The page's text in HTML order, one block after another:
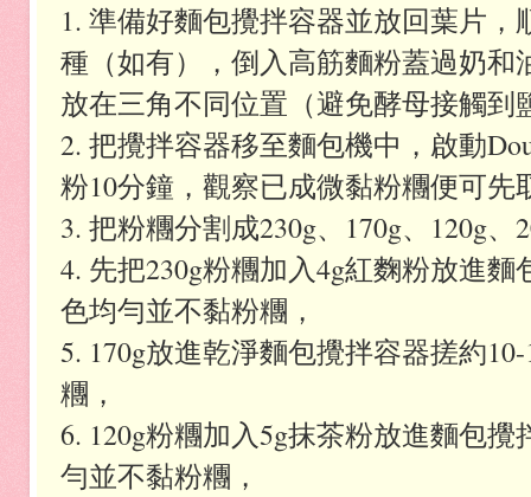
1. 準備好麵包攪拌容器並放回葉片
種（如有），倒入高筋麵粉蓋過奶和
放在三角不同位置（避免酵母接觸到
2. 把攪拌容器移至麵包機中，啟動
粉10分鐘，觀察已成微黏粉糰便可先
3. 把粉糰分割成230g、170g、120g、
4. 先把230g粉糰加入4g紅麴粉放進
色均勻並不黏粉糰，
5. 170g放進乾淨麵包攪拌容器搓約
糰，
6. 120g粉糰加入5g抹茶粉放進麵包
勻並不黏粉糰，